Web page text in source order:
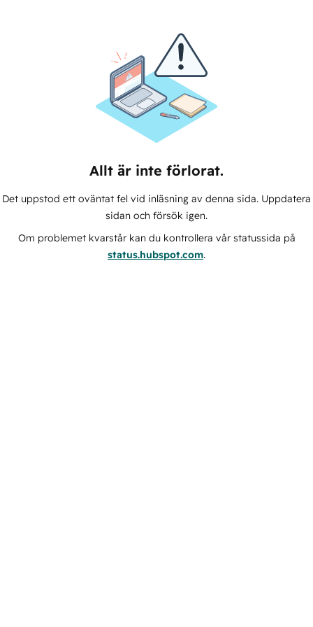
Allt är inte förlorat.
Det uppstod ett oväntat fel vid inläsning av denna sida. Uppdatera
sidan och försök igen.
Om problemet kvarstår kan du kontrollera vår statussida på
status.hubspot.com.